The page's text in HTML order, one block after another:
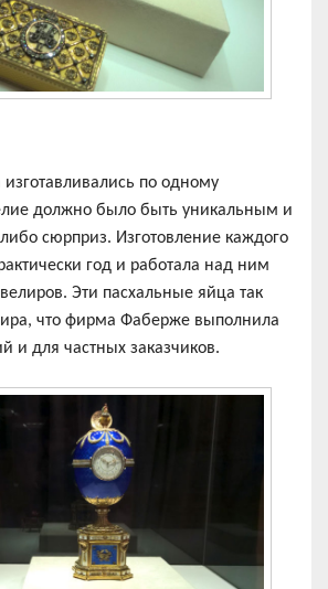
по одному
должно было быть уникальным и
сюрприз. Изготовление каждого
год и работала над ним
Эти пасхальные яйца так
что фирма Фаберже выполнила
и для частных заказчиков.